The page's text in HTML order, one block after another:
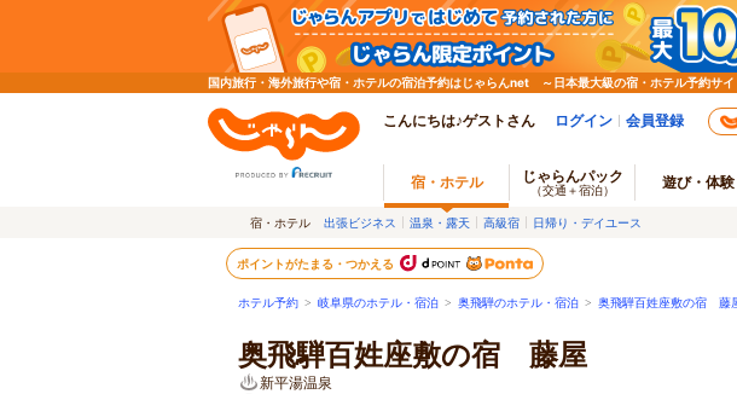
国内旅行・海外旅行や宿・ホテルの宿泊予約はじゃらんnet ～日本最大級の宿・ホテル予約サイ
こんにちは♪ゲストさん ログイン 会員登録
宿・ホテル じゃらんパック
（交通＋宿泊） 遊び・体験
宿・ホテル 出張ビジネス 温泉・露天 高級宿 日帰り・デイユース
ポイントがたまる・つかえる
ホテル予約 > 岐阜県のホテル・宿泊 > 奥飛騨のホテル・宿泊 > 奥飛騨百姓座敷の宿 藤
奥飛騨百姓座敷の宿 藤屋
新平湯温泉